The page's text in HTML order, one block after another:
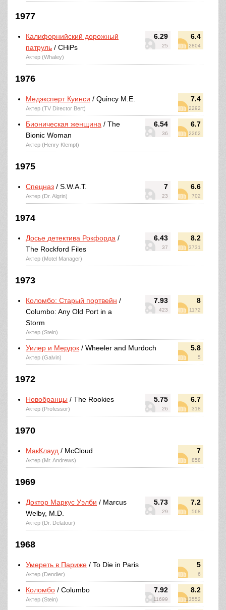
1977
6.29
25
6.4
2804
Калифорнийский дорожный
патруль / CHiPs
Актер (Whaley)
1976
7.4
2292
Медэксперт Куинси / Quincy M.E.
Актер (TV Director Bert)
6.54
36
6.7
2262
Бионическая женщина / The
Bionic Woman
Актер (Henry Klempt)
1975
7
23
6.6
702
Спецназ / S.W.A.T.
Актер (Dr. Algrin)
1974
6.43
37
8.2
3731
Досье детектива Рокфорда /
The Rockford Files
Актер (Motel Manager)
1973
7.93
423
8
1172
Коломбо: Старый портвейн /
Columbo: Any Old Port in a
Storm
Актер (Stein)
5.8
5
Уилер и Мердок / Wheeler and Murdoch
Актер (Galvin)
1972
5.75
26
6.7
318
Новобранцы / The Rookies
Актер (Professor)
1970
7
858
МакКлауд / McCloud
Актер (Mr. Andrews)
1969
5.73
29
7.2
568
Доктор Маркус Уэлби / Marcus
Welby, M.D.
Актер (Dr. Delatour)
1968
5
6
Умереть в Париже / To Die in Paris
Актер (Dendier)
7.92
11699
8.2
13552
Коломбо / Columbo
Актер (Stein)